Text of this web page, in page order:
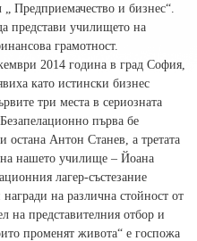
Предприемачество и бизнес“.
представи училището на
грамотност.
2014 година в град София,
като истински бизнес
три места в сериозната
първа бе
остана Антон Станев, а третата
на нашето училище – Йоана
лагер-състезание
на различна стойност от
на представителния отбор и
променят живота“ е госпожа